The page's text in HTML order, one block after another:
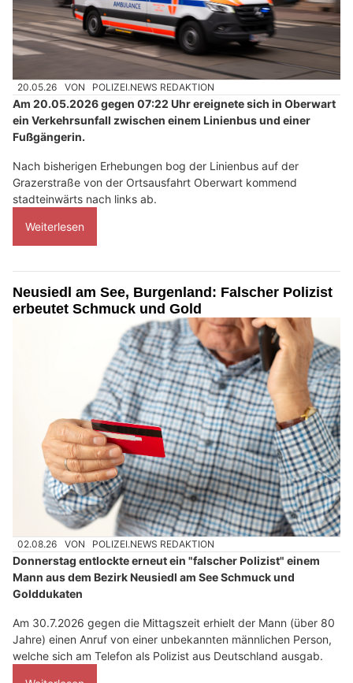
20.05.26 VON POLIZEI.NEWS REDAKTION
Am 20.05.2026 gegen 07:22 Uhr ereignete sich in Oberwart
ein Verkehrsunfall zwischen einem Linienbus und einer
Fußgängerin.
Nach bisherigen Erhebungen bog der Linienbus auf der
Grazerstraße von der Ortsausfahrt Oberwart kommend
stadteinwärts nach links ab.
Weiterlesen
Neusiedl am See, Burgenland: Falscher Polizist
erbeutet Schmuck und Gold
02.08.26 VON POLIZEI.NEWS REDAKTION
Donnerstag entlockte erneut ein "falscher Polizist" einem
Mann aus dem Bezirk Neusiedl am See Schmuck und
Golddukaten
Am 30.7.2026 gegen die Mittagszeit erhielt der Mann (über 80
Jahre) einen Anruf von einer unbekannten männlichen Person,
welche sich am Telefon als Polizist aus Deutschland ausgab.